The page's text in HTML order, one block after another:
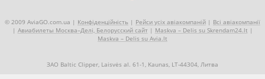
© 2009 AviaGO.com.ua | Конфіденційність | Рейси усіх авіакомпаній | Всі авіакомпанії
| Авиабилеты Москва–Делі, Белорусский сайт| Maskva – Delis su Skrendam24.lt |
Maskva – Delis su Avia.lt
ЗАО Baltic Clipper, Laisvės al. 61-1, Kaunas, LT-44304, Литва